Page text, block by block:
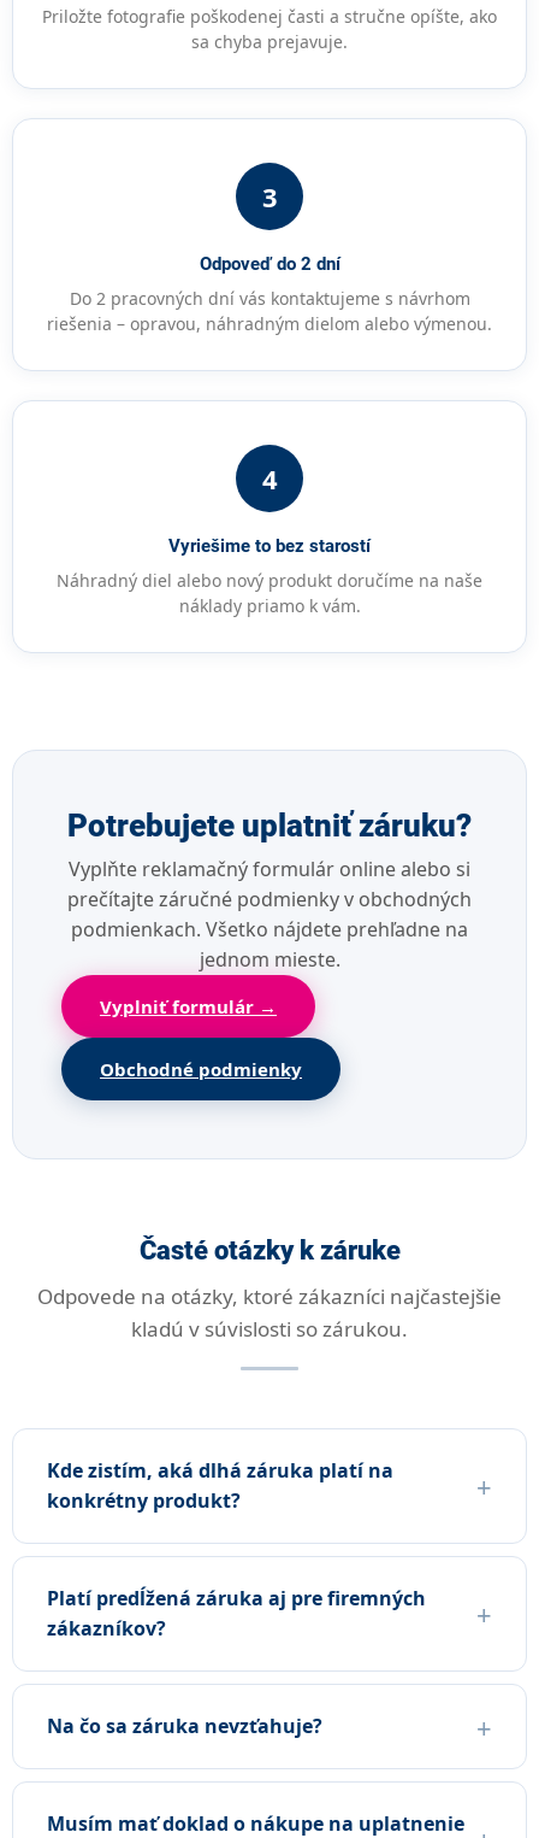
Priložte fotografie poškodenej časti a stručne opíšte, ako
sa chyba prejavuje.
3
Odpoveď do 2 dní
Do 2 pracovných dní vás kontaktujeme s návrhom
riešenia – opravou, náhradným dielom alebo výmenou.
4
Vyriešime to bez starostí
Náhradný diel alebo nový produkt doručíme na naše
náklady priamo k vám.
Potrebujete uplatniť záruku?
Vyplňte reklamačný formulár online alebo si
prečítajte záručné podmienky v obchodných
podmienkach. Všetko nájdete prehľadne na
jednom mieste.
Vyplniť formulár →
Obchodné podmienky
Časté otázky k záruke
Odpovede na otázky, ktoré zákazníci najčastejšie
kladú v súvislosti so zárukou.
Kde zistím, aká dlhá záruka platí na
konkrétny produkt?
Platí predĺžená záruka aj pre firemných
zákazníkov?
Na čo sa záruka nevzťahuje?
Musím mať doklad o nákupe na uplatnenie